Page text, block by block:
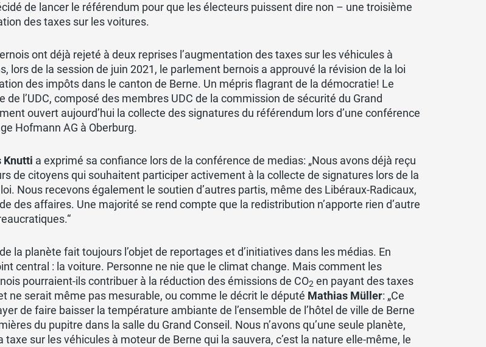
de lancer le référendum pour que les électeurs puissent dire non – une troisième
des taxes sur les voitures.
ont déjà rejeté à deux reprises l’augmentation des taxes sur les véhicules à
lors de la session de juin 2021, le parlement bernois a approuvé la révision de la loi
des impôts dans le canton de Berne. Un mépris flagrant de la démocratie! Le
de l’UDC, composé des membres UDC de la commission de sécurité du Grand
ouvert aujourd’hui la collecte des signatures du référendum lors d’une conférence
Hofmann AG à Oberburg.
Knutti a exprimé sa confiance lors de la conférence de medias: „Nous avons déjà reçu
de citoyens qui souhaitent participer activement à la collecte de signatures lors de la
Nous recevons également le soutien d’autres partis, même des Libéraux-Radicaux,
des affaires. Une majorité se rend compte que la redistribution n’apporte rien d’autre
la planète fait toujours l’objet de reportages et d’initiatives dans les médias. En
central : la voiture. Personne ne nie que le climat change. Mais comment les
pourraient-ils contribuer à la réduction des émissions de CO2 en payant des taxes
ne serait même pas mesurable, ou comme le décrit le député Mathias Müller: „Ce
de faire baisser la température ambiante de l’ensemble de l’hôtel de ville de Berne
du pupitre dans la salle du Grand Conseil. Nous n’avons qu’une seule planète,
taxe sur les véhicules à moteur de Berne qui la sauvera, c’est la nature elle-même, le